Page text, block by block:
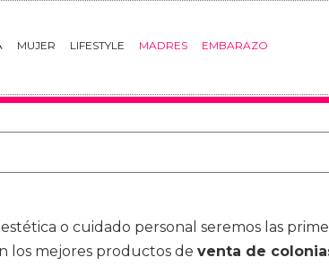
MUJER LIFESTYLE MADRES EMBARAZO
o cuidado personal seremos las
los mejores productos de venta de